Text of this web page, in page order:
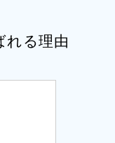
れる理由